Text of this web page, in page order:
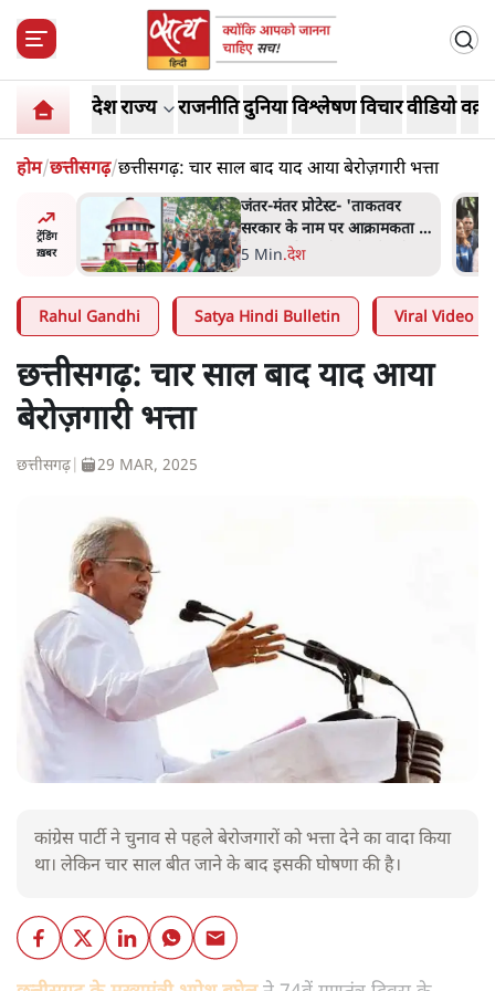
देशराज्य राजनीतिदुनियाविश्लेषणविचारवीडियो
होम/छत्तीसगढ़/छत्तीसगढ़: चार साल बाद याद आया बेरोज़गारी भत्ता
ट्रेंडिंग
ख़बर
जंतर-मंतर प्रोटेस्ट- 'ताकतवर
सरकार के नाम पर आक्रामकता न
दिखाए पुलिस, जेन जी को सुने':
5 Min देश
जंतर मंतर
प्रताड़ित किया
शाह में बोलने
देश
Rahul Gandhi Satya Hindi Bulletin Viral Video
छत्तीसगढ़: चार साल बाद याद आया
बेरोज़गारी भत्ता
छत्तीसगढ़ 29 MAR, 2025
कांग्रेस पार्टी ने चुनाव से पहले बेरोजगारों को भत्ता देने का वादा किया
था। लेकिन चार साल बीत जाने के बाद इसकी घोषणा की है।